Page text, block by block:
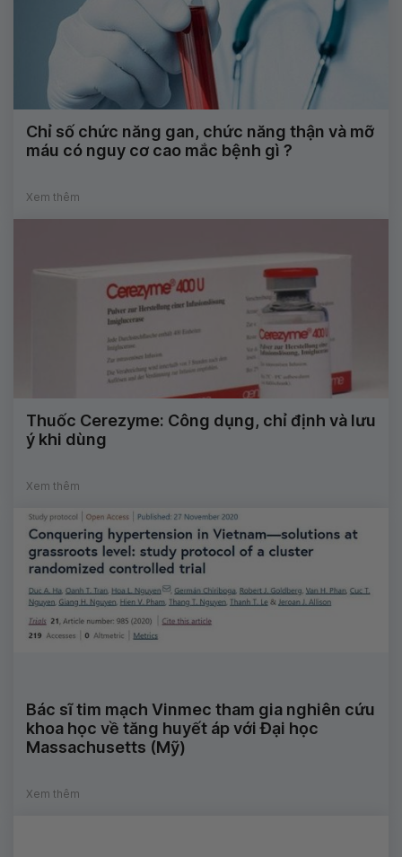
Chỉ số chức năng gan, chức năng thận và mỡ
máu có nguy cơ cao mắc bệnh gì ?
Xem thêm
Thuốc Cerezyme: Công dụng, chỉ định và lưu
ý khi dùng
Xem thêm
Bác sĩ tim mạch Vinmec tham gia nghiên cứu
khoa học về tăng huyết áp với Đại học
Massachusetts (Mỹ)
Xem thêm